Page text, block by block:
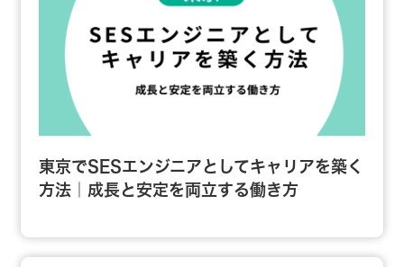
東京でSESエンジニアとしてキャリアを築く
方法｜成長と安定を両立する働き方